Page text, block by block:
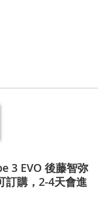
3 EVO 後藤智弥
訂購，2-4天會進